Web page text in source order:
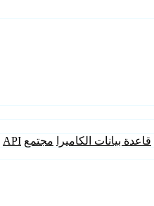
قاعدة بيانات الكاميرا مجتمع API